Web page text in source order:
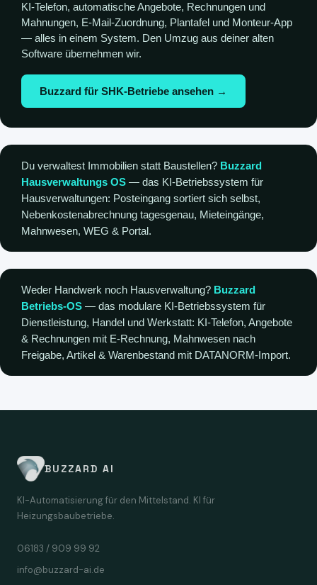
KI-Telefon, automatische Angebote, Rechnungen und
Mahnungen, E-Mail-Zuordnung, Plantafel und Monteur-App
— alles in einem System. Den Umzug aus deiner alten
Software übernehmen wir.
Buzzard für SHK-Betriebe ansehen →
Du verwaltest Immobilien statt Baustellen? Buzzard
Hausverwaltungs OS — das KI-Betriebssystem für
Hausverwaltungen: Posteingang sortiert sich selbst,
Nebenkostenabrechnung tagesgenau, Mieteingänge,
Mahnwesen, WEG & Portal.
Weder Handwerk noch Hausverwaltung? Buzzard
Betriebs-OS — das modulare KI-Betriebssystem für
Dienstleistung, Handel und Werkstatt: KI-Telefon, Angebote
& Rechnungen mit E-Rechnung, Mahnwesen nach
Freigabe, Artikel & Warenbestand mit DATANORM-Import.
BUZZARD AI
KI-Automatisierung für den Mittelstand. KI für
Heizungsbaubetriebe.
06183 / 909 99 92
info@buzzard-ai.de